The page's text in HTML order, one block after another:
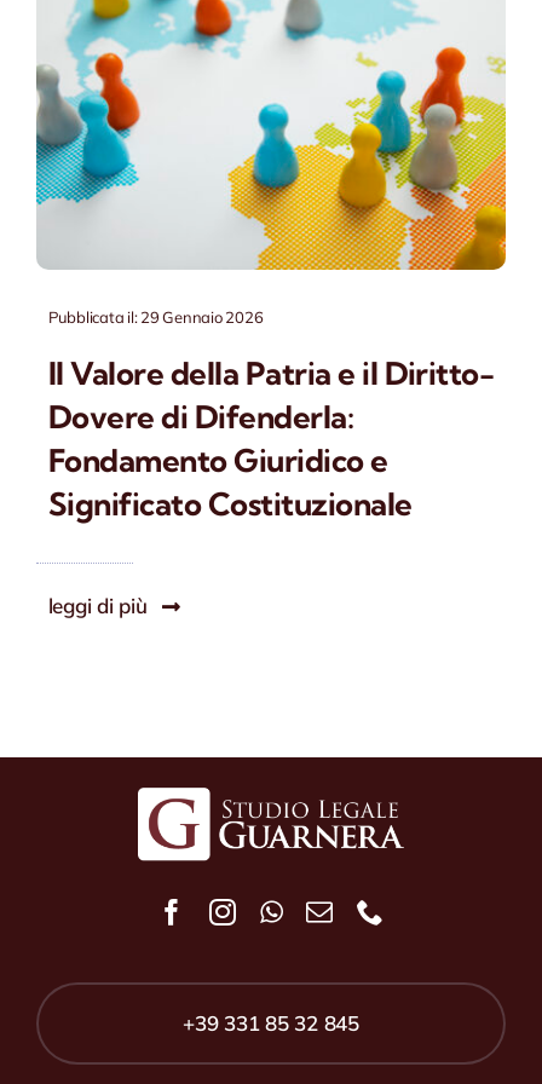
Contatti
Pubblicata il: 29 Gennaio 2026
Il Valore della Patria e il Diritto-
Dovere di Difenderla:
Fondamento Giuridico e
Significato Costituzionale
leggi di più
+39 331 85 32 845